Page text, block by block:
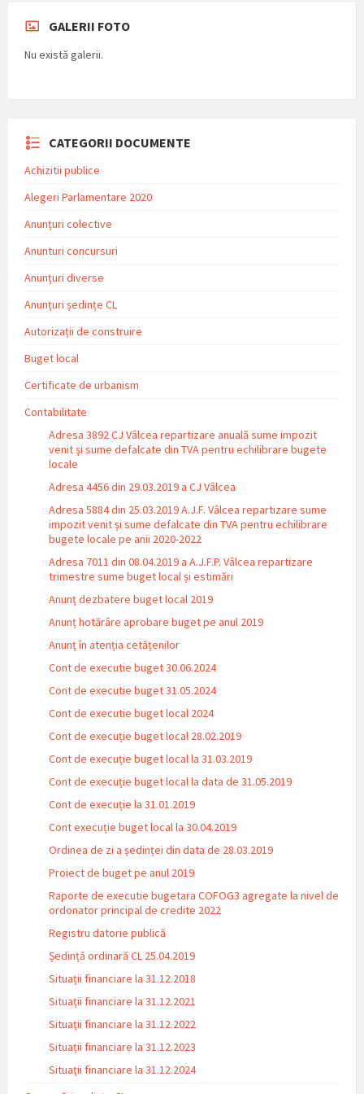
GALERII FOTO
Nu există galerii.
CATEGORII DOCUMENTE
Achizitii publice
Alegeri Parlamentare 2020
Anunțuri colective
Anunturi concursuri
Anunțuri diverse
Anunțuri ședințe CL
Autorizații de construire
Buget local
Certificate de urbanism
Contabilitate
Adresa 3892 CJ Vâlcea repartizare anuală sume impozit
venit și sume defalcate din TVA pentru echilibrare bugete
locale
Adresa 4456 din 29.03.2019 a CJ Vâlcea
Adresa 5884 din 25.03.2019 A.J.F. Vâlcea repartizare sume
impozit venit și sume defalcate din TVA pentru echilibrare
bugete locale pe anii 2020-2022
Adresa 7011 din 08.04.2019 a A.J.F.P. Vâlcea repartizare
trimestre sume buget local și estimări
Anunț dezbatere buget local 2019
Anunț hotărâre aprobare buget pe anul 2019
Anunț în atenția cetățenilor
Cont de executie buget 30.06.2024
Cont de executie buget 31.05.2024
Cont de executie buget local 2024
Cont de execuție buget local 28.02.2019
Cont de execuție buget local la 31.03.2019
Cont de execuție buget local la data de 31.05.2019
Cont de execuție la 31.01.2019
Cont execuție buget local la 30.04.2019
Ordinea de zi a ședinței din data de 28.03.2019
Proiect de buget pe anul 2019
Raporte de executie bugetara COFOG3 agregate la nivel de
ordonator principal de credite 2022
Registru datorie publică
Ședință ordinară CL 25.04.2019
Situații financiare la 31.12.2018
Situaţii financiare la 31.12.2021
Situaţii financiare la 31.12.2022
Situații financiare la 31.12.2023
Situaţii financiare la 31.12.2024